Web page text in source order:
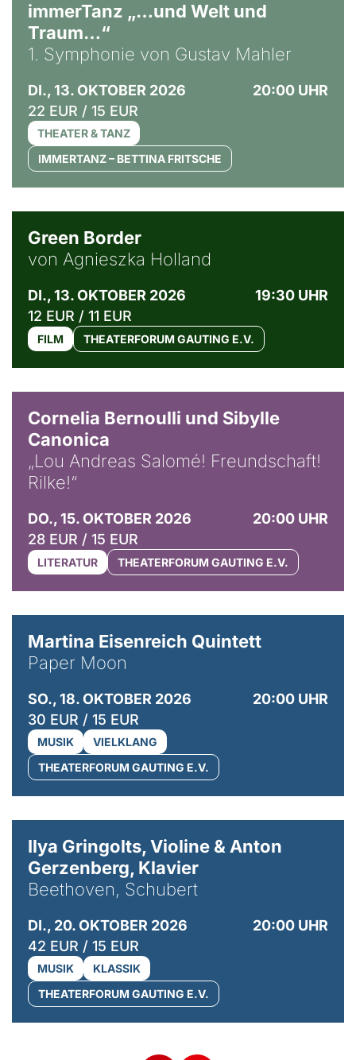
immerTanz „…und Welt und
Traum…“
1. Symphonie von Gustav Mahler
DI., 13. OKTOBER 2026
20:00 UHR
22 EUR / 15 EUR
THEATER & TANZ
IMMERTANZ – BETTINA FRITSCHE
Green Border
von Agnieszka Holland
DI., 13. OKTOBER 2026
19:30 UHR
12 EUR / 11 EUR
FILM THEATERFORUM GAUTING E.V.
Cornelia Bernoulli und Sibylle
Canonica
„Lou Andreas Salomé! Freundschaft!
Rilke!“
DO., 15. OKTOBER 2026
20:00 UHR
28 EUR / 15 EUR
LITERATUR THEATERFORUM GAUTING E.V.
Martina Eisenreich Quintett
Paper Moon
SO., 18. OKTOBER 2026
20:00 UHR
30 EUR / 15 EUR
MUSIK
VIELKLANG
THEATERFORUM GAUTING E.V.
Ilya Gringolts, Violine & Anton
Gerzenberg, Klavier
Beethoven, Schubert
DI., 20. OKTOBER 2026
20:00 UHR
42 EUR / 15 EUR
MUSIK
KLASSIK
THEATERFORUM GAUTING E.V.